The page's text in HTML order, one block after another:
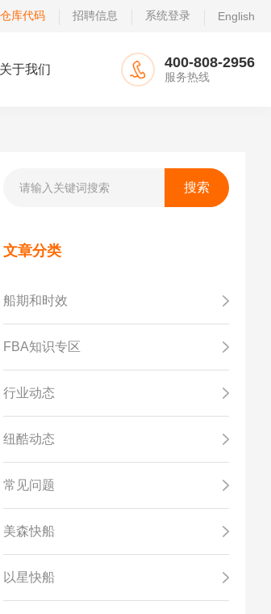
库代码 招聘信息 系统登录 English
关于我们 400-808-2956
服务热线
文章分类
船期和时效
FBA知识专区
行业动态
纽酷动态
常见问题
美森快船
以星快船